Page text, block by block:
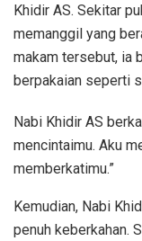
Khidir AS. Sekitar
memanggil yang
makam tersebut, ia
berpakaian seperti
Nabi Khidir AS
mencintaimu. Aku
memberkatimu.”
Kemudian, Nabi
penuh keberkahan.